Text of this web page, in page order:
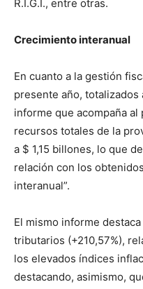
R.I.G.I., entre otras.
Crecimiento interanual
En cuanto a la gestión
presente año, totalizados
informe que acompaña al
recursos totales de la
a $ 1,15 billones, lo que
relación con los
interanual”.
El mismo informe
tributarios (+210,57%),
los elevados índices
destacando, asimismo,